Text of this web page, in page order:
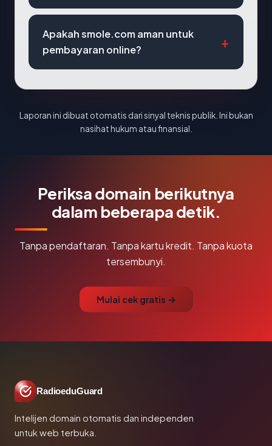
Apakah smole.com aman untuk
pembayaran online?
Laporan ini dibuat otomatis dari sinyal teknis publik. Ini bukan
nasihat hukum atau finansial.
Periksa domain berikutnya
dalam beberapa detik.
Tanpa pendaftaran. Tanpa kartu kredit. Tanpa kuota
tersembunyi.
Mulai cek gratis →
RadioeduGuard
Intelijen domain otomatis dan independen
untuk web terbuka.